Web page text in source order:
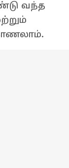
வந்த